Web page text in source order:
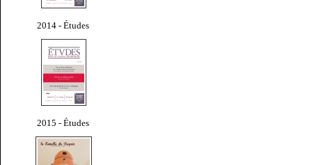
2014 - Études
2015 - Études